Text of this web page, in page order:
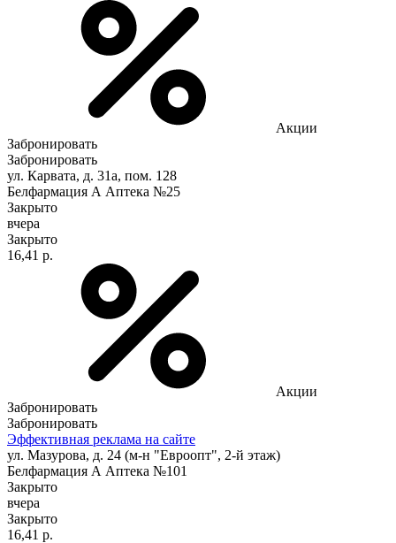
Акции
Забронировать
Забронировать
ул. Карвата, д. 31а, пом. 128
Белфармация А Аптека №25
Закрыто
вчера
Закрыто
16,41 р.
Акции
Забронировать
Забронировать
Эффективная реклама на сайте
ул. Мазурова, д. 24 (м-н "Евроопт", 2-й этаж)
Белфармация А Аптека №101
Закрыто
вчера
Закрыто
16,41 р.